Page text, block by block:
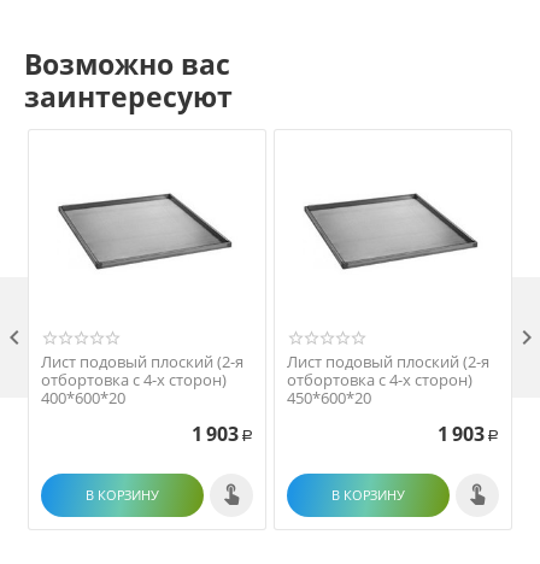
Возможно вас
заинтересуют
Лист подовый плоский (2-я
отбортовка с 4-х сторон)
400*600*20
1 903 Р
В КОРЗИНУ
Лист подовый плоский (2-я
отбортовка с 4-х сторон)
450*600*20
1 903 Р
В КОРЗИНУ
 